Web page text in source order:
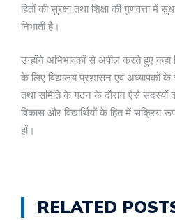
हितों की सुरक्षा तथा शिक्षा की गुणवत्ता में
निभाती है।
उन्होंने अभिभावकों से अपील करते हुए
के लिए विद्यालय प्रशासन एवं अध्यापकों
तथा समिति के गठन के दौरान ऐसे सदस्यों
विकास और विद्यार्थियों के हित में सक्रिय
हों।
RELATED